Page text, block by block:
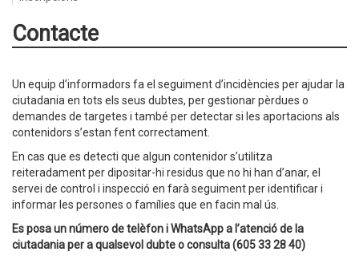
Contacte
Un equip d’informadors fa el seguiment d’incidències per ajudar la
ciutadania en tots els seus dubtes, per gestionar pèrdues o
demandes de targetes i també per detectar si les aportacions als
contenidors s’estan fent correctament.
En cas que es detecti que algun contenidor s’utilitza
reiteradament per dipositar-hi residus que no hi han d’anar, el
servei de control i inspecció en farà seguiment per identificar i
informar les persones o famílies que en facin mal ús.
Es posa un número de telèfon i WhatsApp a l’atenció de la
ciutadania per a qualsevol dubte o consulta (605 33 28 40)